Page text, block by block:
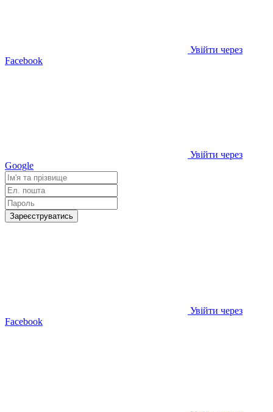
Увійти через
Facebook
Увійти через
Google
Зареєструватись
Увійти через
Facebook